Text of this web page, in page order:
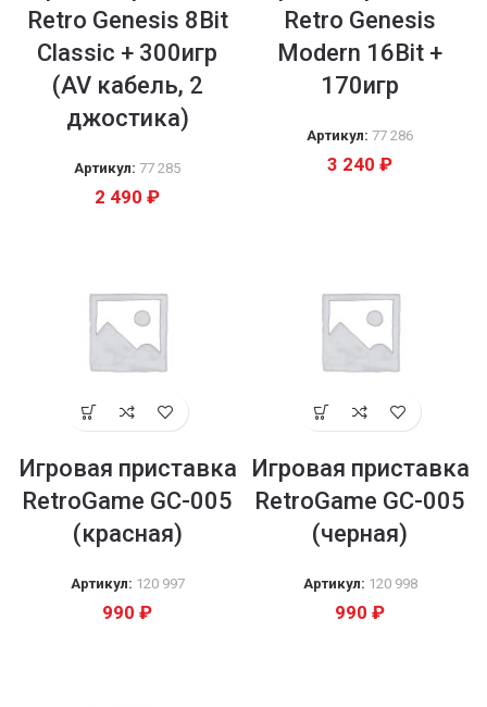
Retro Genesis 8Bit
Classic + 300игр
(AV кабель, 2
джостика)
Артикул: 77 285
2 490 ₽
Retro Genesis
Modern 16Bit +
170игр
Артикул: 77 286
3 240 ₽
Игровая приставка
RetroGame GC-005
(красная)
Артикул: 120 997
990 ₽
Игровая приставка
RetroGame GC-005
(черная)
Артикул: 120 998
990 ₽